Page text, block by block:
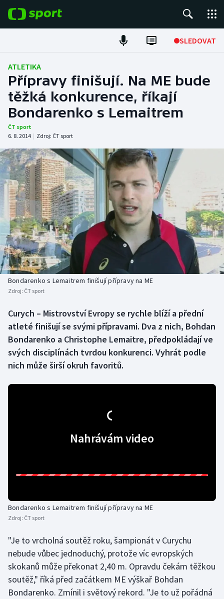
SLEDOVAT
Fotbal
Hokej
Tenis
Atletika
Cyklistika
DALŠÍ SPORTY
Americký fotbal
Baseball a softbal
Basketbal
Biatlon
Box
Curling
Jezdectví
Judo
Krasobruslení
Lezení
NEPŘEHLÉDNĚTE
Soutěže
Historické návraty
Aplikace ČT sport
ATLETIKA
Přípravy finišují. Na ME bude
těžká konkurence, říkají
Bondarenko s Lemaitrem
ČT sport
6. 8. 2014 | Zdroj: ČT sport
Bondarenko s Lemaitrem finišují přípravy na ME
Zdroj: ČT sport
Curych – Mistrovství Evropy se rychle blíží a přední
atleté finišují se svými přípravami. Dva z nich, Bohdan
Bondarenko a Christophe Lemaitre, předpokládají ve
svých disciplínách tvrdou konkurenci. Vyhrát podle
nich může širší okruh favoritů.
Nahrávám video
Bondarenko s Lemaitrem finišují přípravy na ME
Zdroj: ČT sport
"Je to vrcholná soutěž roku, šampionát v Curychu
nebude vůbec jednoduchý, protože víc evropských
skokanů může překonat 2,40 m. Opravdu čekám těžkou
soutěž," říká před začátkem ME výškař Bohdan
Bondarenko. Zmínil i světový rekord. "Je to už pořádná